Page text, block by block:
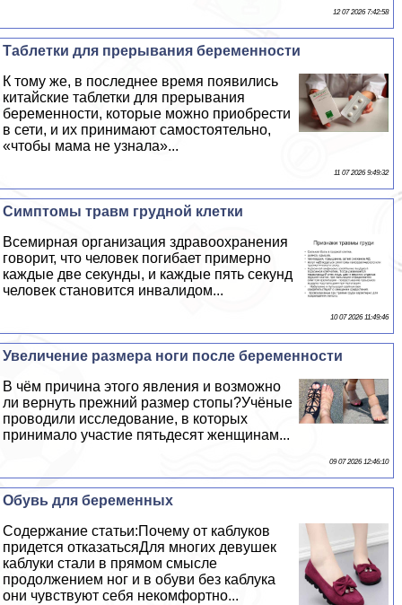
12 07 2026 7:42:58
Таблетки для прерывания беременности
К тому же, в последнее время появились
китайские таблетки для прерывания
беременности, которые можно приобрести
в сети, и их принимают самостоятельно,
«чтобы мама не узнала»...
11 07 2026 9:49:32
Симптомы травм грудной клетки
Всемирная организация здравоохранения
говорит, что человек погибает примерно
каждые две секунды, и каждые пять секунд
человек становится инвалидом...
10 07 2026 11:49:46
Увеличение размера ноги после беременности
В чём причина этого явления и возможно
ли вернуть прежний размер стопы?Учёные
проводили исследование, в которых
принимало участие пятьдесят женщинам...
09 07 2026 12:46:10
Обувь для беременных
Содержание статьи:Почему от каблуков
придется отказатьсяДля многих дeвyшек
каблуки стали в прямом смысле
продолжением ног и в обуви без каблука
они чувствуют себя некомфортно...